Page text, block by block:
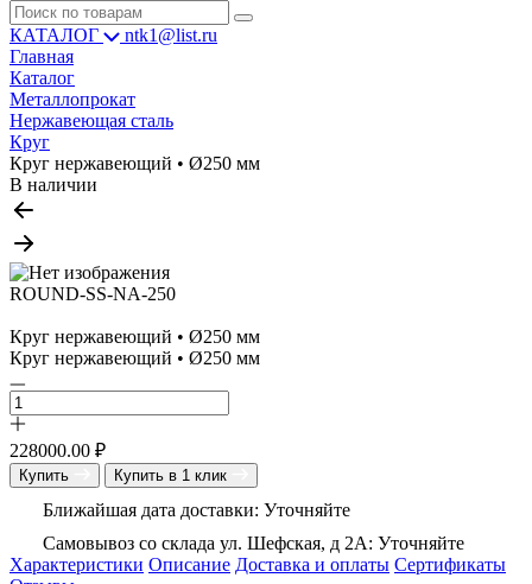
КАТАЛОГ
ntk1@list.ru
Главная
Каталог
Металлопрокат
Нержавеющая сталь
Круг
Круг нержавеющий • Ø250 мм
В наличии
ROUND-SS-NA-250
Круг нержавеющий • Ø250 мм
Круг нержавеющий • Ø250 мм
228000.00 ₽
Купить Купить в 1 клик
Ближайшая дата доставки: Уточняйте
Самовывоз со склада ул. Шефская, д 2А: Уточняйте
Характеристики Описание Доставка и оплаты Сертификаты